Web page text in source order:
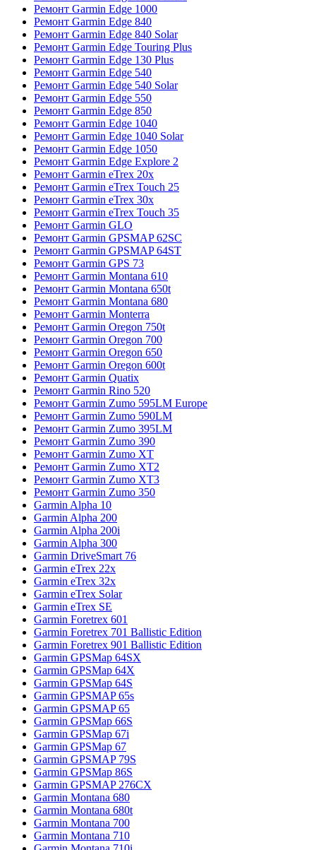
Ремонт Garmin Edge 1000
Ремонт Garmin Edge 840
Ремонт Garmin Edge 840 Solar
Ремонт Garmin Edge Touring Plus
Ремонт Garmin Edge 130 Plus
Ремонт Garmin Edge 540
Ремонт Garmin Edge 540 Solar
Ремонт Garmin Edge 550
Ремонт Garmin Edge 850
Ремонт Garmin Edge 1040
Ремонт Garmin Edge 1040 Solar
Ремонт Garmin Edge 1050
Ремонт Garmin Edge Explore 2
Ремонт Garmin eTrex 20x
Ремонт Garmin eTrex Touch 25
Ремонт Garmin eTrex 30x
Ремонт Garmin eTrex Touch 35
Ремонт Garmin GLO
Ремонт Garmin GPSMAP 62SC
Ремонт Garmin GPSMAP 64ST
Ремонт Garmin GPS 73
Ремонт Garmin Montana 610
Ремонт Garmin Montana 650t
Ремонт Garmin Montana 680
Ремонт Garmin Monterra
Ремонт Garmin Oregon 750t
Ремонт Garmin Oregon 700
Ремонт Garmin Oregon 650
Ремонт Garmin Oregon 600t
Ремонт Garmin Quatix
Ремонт Garmin Rino 520
Ремонт Garmin Zumo 595LM Europe
Ремонт Garmin Zumo 590LM
Ремонт Garmin Zumo 395LM
Ремонт Garmin Zumo 390
Ремонт Garmin Zumo XT
Ремонт Garmin Zumo XT2
Ремонт Garmin Zumo XT3
Ремонт Garmin Zumo 350
Garmin Alpha 10
Garmin Alpha 200
Garmin Alpha 200i
Garmin Alpha 300
Garmin DriveSmart 76
Garmin eTrex 22x
Garmin eTrex 32x
Garmin eTrex Solar
Garmin eTrex SE
Garmin Foretrex 601
Garmin Foretrex 701 Ballistic Edition
Garmin Foretrex 901 Ballistic Edition
Garmin GPSMap 64SX
Garmin GPSMap 64X
Garmin GPSMap 64S
Garmin GPSMAP 65s
Garmin GPSMAP 65
Garmin GPSMap 66S
Garmin GPSMap 67i
Garmin GPSMap 67
Garmin GPSMAP 79S
Garmin GPSMap 86S
Garmin GPSMAP 276CX
Garmin Montana 680
Garmin Montana 680t
Garmin Montana 700
Garmin Montana 710